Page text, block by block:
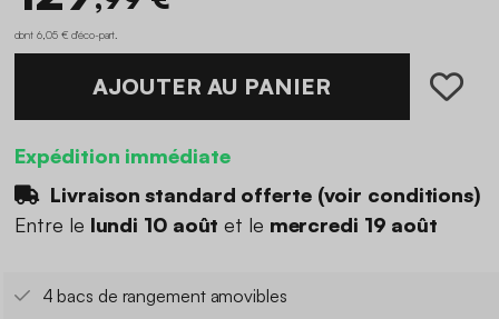
dont 6,05 € d'éco-part
AJOUTER AU PANIER
Expédition immédiate
Livraison standard offerte (voir conditions)
Entre le lundi 10 août et le mercredi 19 août
4 bacs de rangement amovibles